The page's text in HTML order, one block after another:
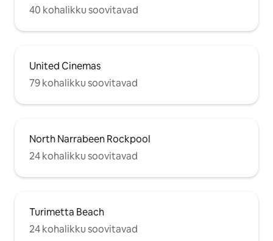
40 kohalikku soovitavad
United Cinemas
79 kohalikku soovitavad
North Narrabeen Rockpool
24 kohalikku soovitavad
Turimetta Beach
24 kohalikku soovitavad